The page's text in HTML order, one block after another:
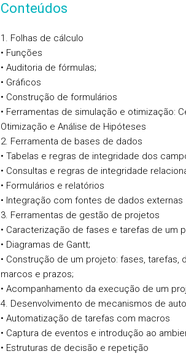
Conteúdos
1. Folhas de cálculo
• Funções
• Auditoria de fórmulas;
• Gráficos
• Construção de formulários
• Ferramentas de simulação e otimização:
Otimização e Análise de Hipóteses
2. Ferramenta de bases de dados
• Tabelas e regras de integridade dos
• Consultas e regras de integridade
• Formulários e relatórios
• Integração com fontes de dados externas
3. Ferramentas de gestão de projetos
• Caracterização de fases e tarefas de um
• Diagramas de Gantt;
• Construção de um projeto: fases, tarefas,
marcos e prazos;
• Acompanhamento da execução de um
4. Desenvolvimento de mecanismos de
• Automatização de tarefas com macros
• Captura de eventos e introdução ao
• Estruturas de decisão e repetição